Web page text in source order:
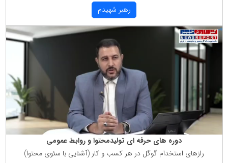
رهبر شهیدم
دوره های حرفه ای تولیدمحتوا و روابط عمومی
رازهای استخدام گوگل در هر كسب و كار (آشنایی با سئوی محتوا)